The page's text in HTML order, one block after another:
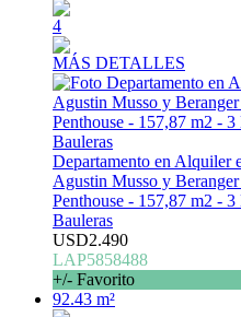
4
MÁS DETALLES
Departamento en Alquiler
Agustin Musso y
Penthouse - 157,87 m2 -
Bauleras
USD2.490
LAP5858488
+/- Favorito
92.43 m²